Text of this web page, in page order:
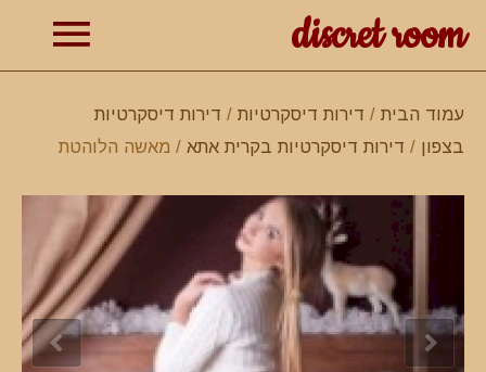
discret room
עמוד הבית / דירות דיסקרטיות / דירות דיסקרטיות
בצפון / דירות דיסקרטיות בקרית אתא / מאשה הלוהטת